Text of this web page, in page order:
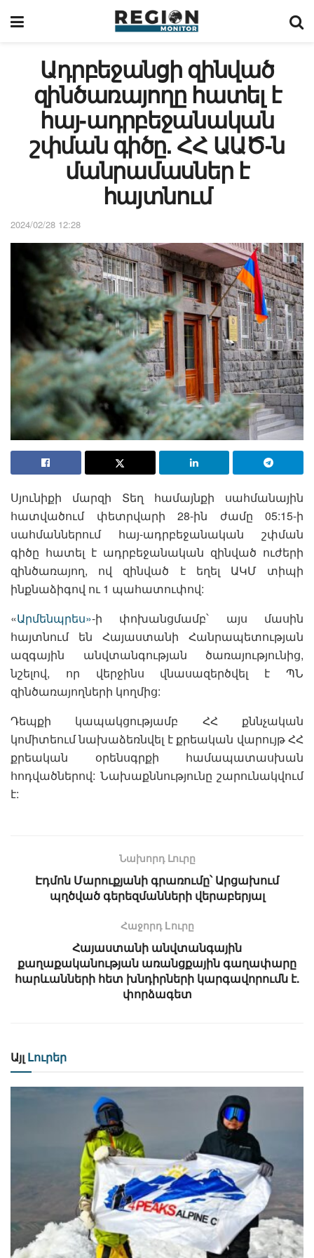
Ադրբեջանցի զինված
զինծառայողը հատել է
հայ-ադրբեջանական
շփման գիծը. ՀՀ ԱԱԾ-ն
մանրամասներ է
հայտնում
2024/02/28 12:28
Սյունիքի մարզի Տեղ համայնքի սահմանային
հատվածում փետրվարի 28-ին ժամը 05:15-ի
սահմաններում հայ-ադրբեջանական շփման
գիծը հատել է ադրբեջանական զինված ուժերի
զինծառայող, ով զինված է եղել ԱԿՄ տիպի
ինքնաձիգով ու 1 պահատուփով:
«Արմենպրես»-ի փոխանցմամբ՝ այս մասին
հայտնում են Հայաստանի Հանրապետության
ազգային անվտանգության ծառայությունից,
նշելով, որ վերջինս վնասազերծվել է ՊՆ
զինծառայողների կողմից:
Դեպքի կապակցությամբ ՀՀ քննչական
կոմիտեում նախաձեռնվել է քրեական վարույթ ՀՀ
քրեական օրենսգրքի համապատասխան
հոդվածներով: Նախաքննությունը շարունակվում
է:
Նախորդ Լուրը
Էդմոն Մարուքյանի գրառումը՝ Արցախում
պղծված գերեզմանների վերաբերյալ
Հաջորդ Lուրը
Հայաստանի անվտանգային
քաղաքականության առանցքային գաղափարը
հարևանների հետ խնդիրների կարգավորումն է.
փորձագետ
Այլ Լուրեր